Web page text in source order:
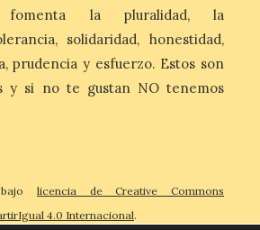
de La Bañeza. El
Arturo Martínez
Cerveza
gran
fomenta la pluralidad, la
solidaridad, honestidad,
prudencia y esfuerzo. Estos son
y si no te gustan NO tenemos
bajo licencia de Creative Commons
4.0 Internacional.